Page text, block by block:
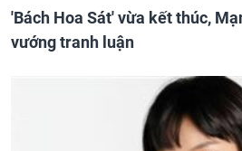
'Bách Hoa Sát' vừa kết thúc,
vướng tranh luận